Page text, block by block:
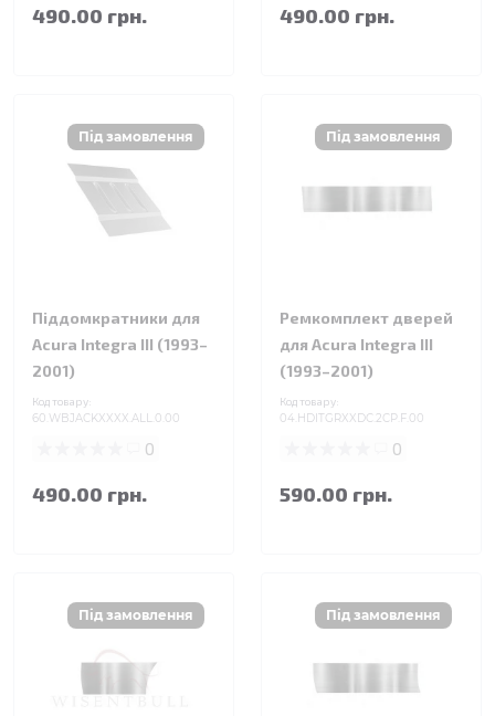
490.00 грн. 490.00 грн.
Піддомкратники для
Acura Integra III (1993–
2001)
Код товару:
60.WBJACKXXXX.ALL.0.00
0
490.00 грн.
Ремкомплект дверей
для Acura Integra III
(1993–2001)
Код товару:
04.HDITGRXXDC.2CP.F.00
0
590.00 грн.